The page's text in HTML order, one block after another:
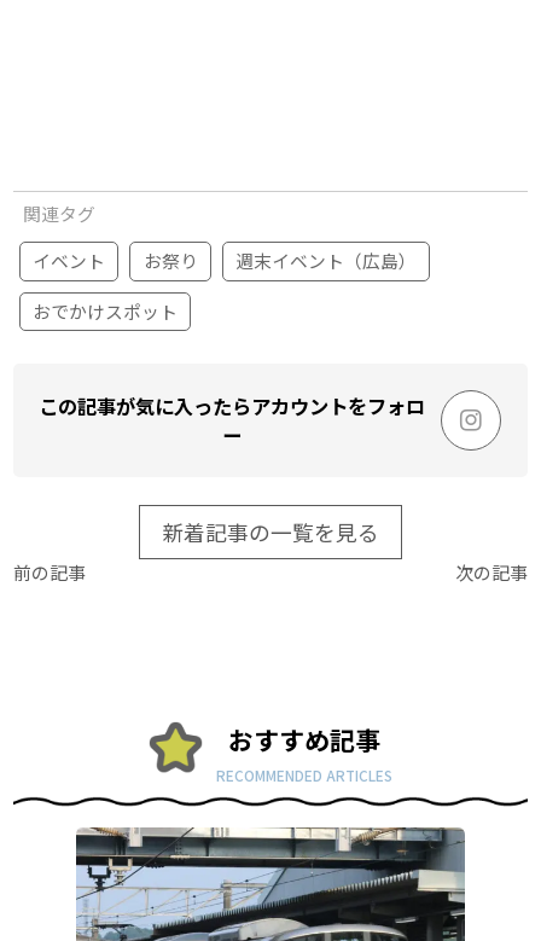
関連タグ
イベント
お祭り
週末イベント（広島）
おでかけスポット
この記事が気に入ったらアカウントをフォロ
ー
新着記事の一覧を見る
前の記事 次の記事
おすすめ記事
RECOMMENDED ARTICLES